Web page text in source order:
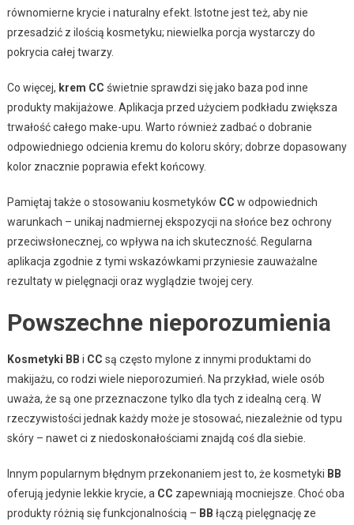
równomierne krycie i naturalny efekt. Istotne jest też, aby nie
przesadzić z ilością kosmetyku; niewielka porcja wystarczy do
pokrycia całej twarzy.
Co więcej, krem CC świetnie sprawdzi się jako baza pod inne
produkty makijażowe. Aplikacja przed użyciem podkładu zwiększa
trwałość całego make-upu. Warto również zadbać o dobranie
odpowiedniego odcienia kremu do koloru skóry; dobrze dopasowany
kolor znacznie poprawia efekt końcowy.
Pamiętaj także o stosowaniu kosmetyków CC w odpowiednich
warunkach – unikaj nadmiernej ekspozycji na słońce bez ochrony
przeciwsłonecznej, co wpływa na ich skuteczność. Regularna
aplikacja zgodnie z tymi wskazówkami przyniesie zauważalne
rezultaty w pielęgnacji oraz wyglądzie twojej cery.
Powszechne nieporozumienia
Kosmetyki BB i CC są często mylone z innymi produktami do
makijażu, co rodzi wiele nieporozumień. Na przykład, wiele osób
uważa, że są one przeznaczone tylko dla tych z idealną cerą. W
rzeczywistości jednak każdy może je stosować, niezależnie od typu
skóry – nawet ci z niedoskonałościami znajdą coś dla siebie.
Innym popularnym błędnym przekonaniem jest to, że kosmetyki BB
oferują jedynie lekkie krycie, a CC zapewniają mocniejsze. Choć oba
produkty różnią się funkcjonalnością – BB łączą pielęgnację ze